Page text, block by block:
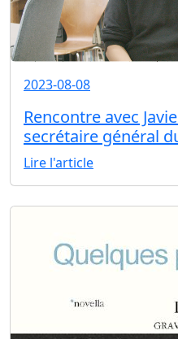
2023-08-08
Rencontre avec
secrétaire général
Lire l'article